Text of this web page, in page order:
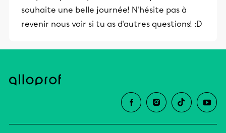
souhaite une belle journée! N'hésite pas à
revenir nous voir si tu as d'autres questions! :D